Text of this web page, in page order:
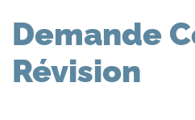
Demande
Révision